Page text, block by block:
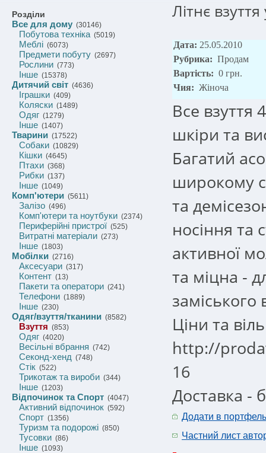
Розділи
Все для дому (30146)
Побутова техніка(5019)
Меблі (6073)
Предмети побуту (2697)
Рослини (773)
Інше (15378)
Дитячий світ (4636)
Іграшки (409)
Коляски (1489)
Одяг (1279)
Інше (1407)
Тварини (17522)
Собаки (10829)
Кішки (4645)
Птахи (368)
Рибки (137)
Інше (1049)
Комп'ютери (5611)
Залізо (496)
Комп'ютери та ноутбуки (2374)
Периферійні пристрої (525)
Витратні матеріали (273)
Інше (1803)
Мобілки (2716)
Аксесуари (317)
Контент (13)
Пакети та оператори (241)
Телефони (1889)
Інше (230)
Одяг/взуття/тканини (8582)
Взуття (853)
Одяг (4020)
Весільні вбрання (742)
Секонд-хенд (748)
Стік (522)
Трикотаж та вироби (344)
Інше (1203)
Відпочинок та Спорт (4047)
Активний відпочинок (592)
Спорт (1356)
Туризм та подорожі (850)
Тусовки (86)
Інше (1093)
Літнє
Дата: 25.05.2010
Рубрика: Продам
Вартість: 0 грн.
Чия: Жіноча
Все взуття
шкіри та
Багатий
широкому
та
носіння та
активної
та міцна -
заміського
Ціни та
http://
16
Доставка -
Додати в портфель
Частний лист